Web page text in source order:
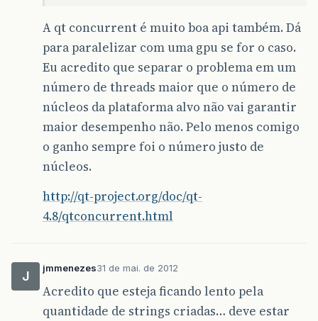
A qt concurrent é muito boa api também. Dá
para paralelizar com uma gpu se for o caso.
Eu acredito que separar o problema em um
número de threads maior que o número de
núcleos da plataforma alvo não vai garantir
maior desempenho não. Pelo menos comigo
o ganho sempre foi o número justo de
núcleos.
http://qt-project.org/doc/qt-
4.8/qtconcurrent.html
J
jmmenezes31 de mai. de 2012
Acredito que esteja ficando lento pela
quantidade de strings criadas… deve estar